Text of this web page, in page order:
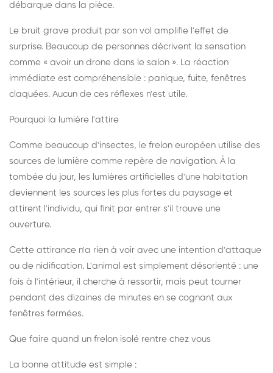
débarque dans la pièce.
Le bruit grave produit par son vol amplifie l'effet de
surprise. Beaucoup de personnes décrivent la sensation
comme « avoir un drone dans le salon ». La réaction
immédiate est compréhensible : panique, fuite, fenêtres
claquées. Aucun de ces réflexes n'est utile.
Pourquoi la lumière l'attire
Comme beaucoup d'insectes, le frelon européen utilise des
sources de lumière comme repère de navigation. À la
tombée du jour, les lumières artificielles d'une habitation
deviennent les sources les plus fortes du paysage et
attirent l'individu, qui finit par entrer s'il trouve une
ouverture.
Cette attirance n'a rien à voir avec une intention d'attaque
ou de nidification. L'animal est simplement désorienté : une
fois à l'intérieur, il cherche à ressortir, mais peut tourner
pendant des dizaines de minutes en se cognant aux
fenêtres fermées.
Que faire quand un frelon isolé rentre chez vous
La bonne attitude est simple :